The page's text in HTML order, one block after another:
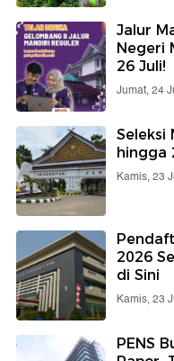
Jalur
Negeri
26 Juli!
Jumat, 24
Seleksi
hingga
Kamis, 23
2026
di Sini
Kamis, 23
PENS